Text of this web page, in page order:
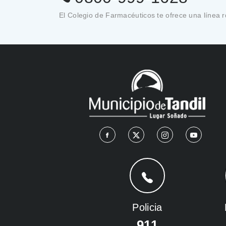
El Colegio de Farmacéuticos te ofrece una línea
Policia